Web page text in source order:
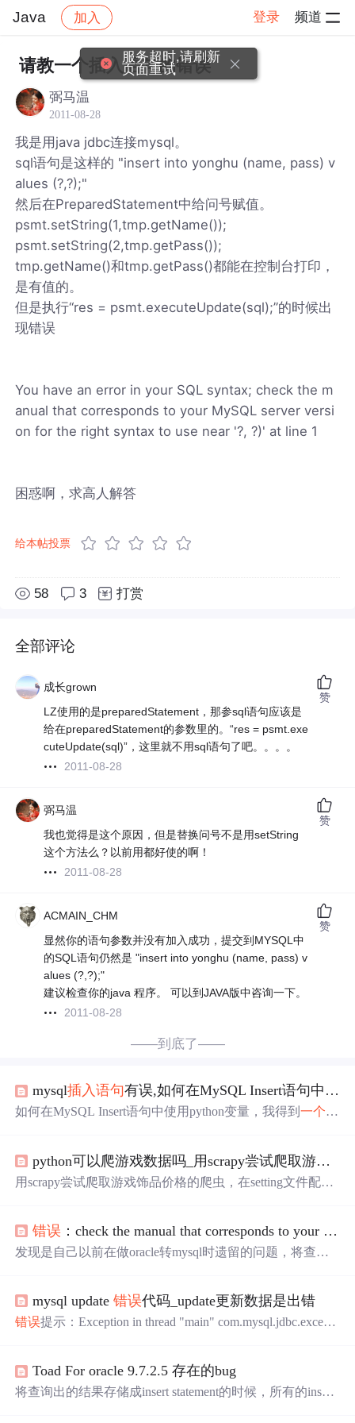
Java 加入 登录 频道
社区 Java 帖子详情
请教一个插入语句的错误
弼马温
2011-08-28
我是用java jdbc连接mysql。
sql语句是这样的 "insert into yonghu (name, pass) v
alues (?,?);"
然后在PreparedStatement中给问号赋值。
psmt.setString(1,tmp.getName());
psmt.setString(2,tmp.getPass());
tmp.getName()和tmp.getPass()都能在控制台打印，
是有值的。
但是执行“res = psmt.executeUpdate(sql);”的时候出
现错误
You have an error in your SQL syntax; check the m
anual that corresponds to your MySQL server versi
on for the right syntax to use near '?, ?)' at line 1
困惑啊，求高人解答
给本帖投票
58 3 打赏
全部评论
成长grown
LZ使用的是preparedStatement，那参sql语句应该是
给在preparedStatement的参数里的。“res = psmt.exe
cuteUpdate(sql)”，这里就不用sql语句了吧。。。。
2011-08-28
赞
弼马温
我也觉得是这个原因，但是替换问号不是用setString
这个方法么？以前用都好使的啊！
2011-08-28
赞
ACMAIN_CHM
显然你的语句参数并没有加入成功，提交到MYSQL中
的SQL语句仍然是 "insert into yonghu (name, pass) v
alues (?,?);"
建议检查你的java 程序。 可以到JAVA版中咨询一下。
2011-08-28
赞
——到底了——
mysql插入语句有误,如何在MySQL Insert语句中使用python变量，我得到
如何在MySQL Insert语句中使用python变量，我得到一个元
QLdbname="XYZ"number=(256, 345763121148971547150
0...
python可以爬游戏数据吗_用scrapy尝试爬取游戏饰品价格的爬虫 数据没有写入到数据库...
用scrapy尝试爬取游戏饰品价格的爬虫，在setting文件配置
有报错，有人能帮忙看一下哪里有问题吗？import pymysql
class DecoratesPipeline(object):def __init__(self):self.conn = py
错误 ：check the manual that corresponds to your MySQL server version for the right
发现是自己以前在做oracle转mysql时遗留的问题，将查询
插入语句中了（这个问题在批量执行时应当注意）： "INS
ERT INTO xx(xx,xx) VALUES(SELECT id from xx,'"+xx
mysql update错误代码_update更新数据是出错
错误提示：Exception in thread "main" com.mysql.jdbc.excepti
SQL server version for the ...
Toad For oracle 9.7.2.5 存在的bug
将查询出的结果存储成insert statement的时候，所有的insert
服务超时,请刷新
页面重试